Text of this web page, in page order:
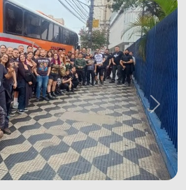
Next